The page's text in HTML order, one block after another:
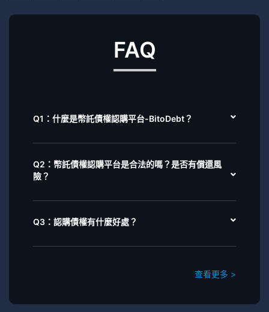
FAQ
Q1：什麼是幣託債權認購平台-BitoDebt？
Q2：幣託債權認購平台是合法的嗎？是否有償還風
險？
Q3：認購債權有什麼好處？
查看更多 >